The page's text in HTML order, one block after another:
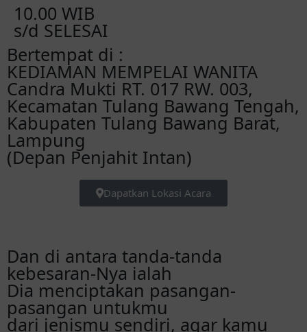
10.00 WIB
s/d SELESAI
Bertempat di :
KEDIAMAN MEMPELAI WANITA
Candra Mukti RT. 017 RW. 003,
Kecamatan Tulang Bawang Tengah,
Kabupaten Tulang Bawang Barat,
Lampung
(Depan Penjahit Intan)
Dapatkan Lokasi Acara
Dan di antara tanda-tanda
kebesaran-Nya ialah
Dia menciptakan pasangan-
pasangan untukmu
dari jenismu sendiri, agar kamu